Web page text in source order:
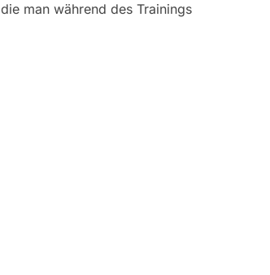
man während des Trainings